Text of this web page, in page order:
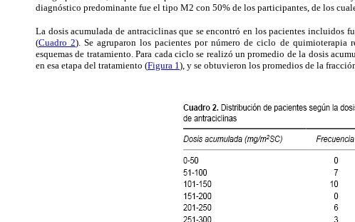
diagnóstico predominante fue el tipo M2 con 50% de los participantes, de los
La dosis acumulada de antraciclinas que se encontró en los pacientes incluidos
(Cuadro 2). Se agruparon los pacientes por número de ciclo de quimioterapia
esquemas de tratamiento. Para cada ciclo se realizó un promedio de la dosis
en esa etapa del tratamiento (Figura 1 ), y se obtuvieron los promedios de la